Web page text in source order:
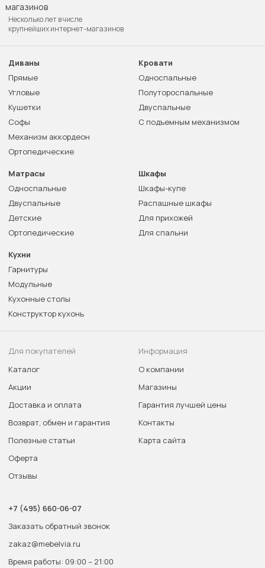
Несколько лет в числе
крупнейших интернет-магазинов
Диваны
Прямые
Угловые
Кушетки
Софы
Механизм аккордеон
Ортопедические
Кровати
Односпальные
Полутороспальные
Двуспальные
С подъемным механизмом
Матрасы
Односпальные
Двуспальные
Детские
Ортопедические
Шкафы
Шкафы-купе
Распашные шкафы
Для прихожей
Для спальни
Кухни
Гарнитуры
Модульные
Кухонные столы
Конструктор кухонь
Для покупателей
Каталог
Акции
Доставка и оплата
Возврат, обмен и гарантия
Полезные статьи
Оферта
Отзывы
Информация
О компании
Магазины
Гарантия лучшей цены
Контакты
Карта сайта
+7 (495) 660-06-07
Заказать обратный звонок
zakaz@mebelvia.ru
Время работы: 09:00 – 21:00